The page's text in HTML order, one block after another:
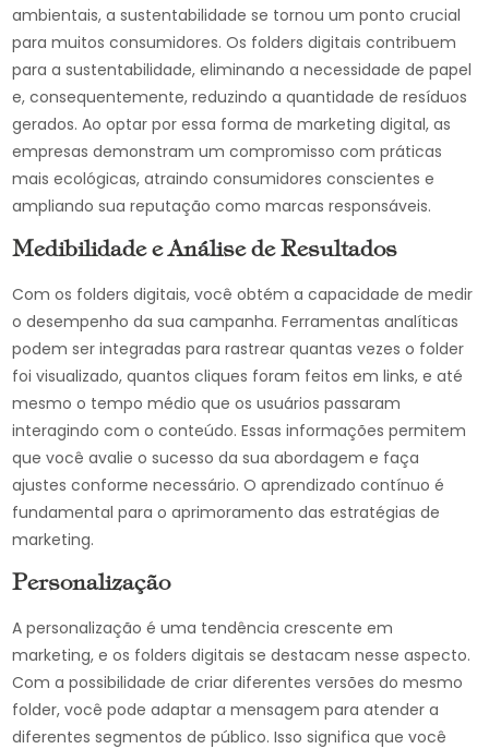
ambientais, a sustentabilidade se tornou um ponto crucial
para muitos consumidores. Os folders digitais contribuem
para a sustentabilidade, eliminando a necessidade de papel
e, consequentemente, reduzindo a quantidade de resíduos
gerados. Ao optar por essa forma de marketing digital, as
empresas demonstram um compromisso com práticas
mais ecológicas, atraindo consumidores conscientes e
ampliando sua reputação como marcas responsáveis.
Medibilidade e Análise de Resultados
Com os folders digitais, você obtém a capacidade de medir
o desempenho da sua campanha. Ferramentas analíticas
podem ser integradas para rastrear quantas vezes o folder
foi visualizado, quantos cliques foram feitos em links, e até
mesmo o tempo médio que os usuários passaram
interagindo com o conteúdo. Essas informações permitem
que você avalie o sucesso da sua abordagem e faça
ajustes conforme necessário. O aprendizado contínuo é
fundamental para o aprimoramento das estratégias de
marketing.
Personalização
A personalização é uma tendência crescente em
marketing, e os folders digitais se destacam nesse aspecto.
Com a possibilidade de criar diferentes versões do mesmo
folder, você pode adaptar a mensagem para atender a
diferentes segmentos de público. Isso significa que você